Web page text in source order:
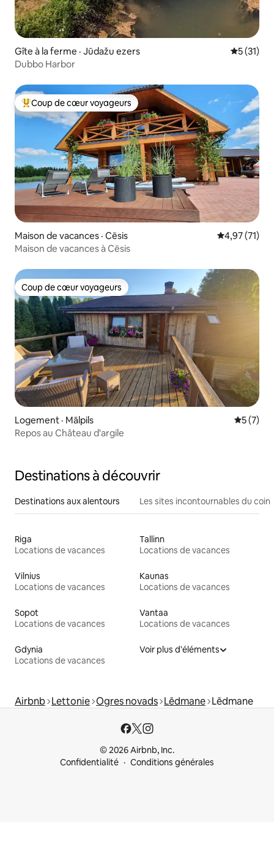
Gîte à la ferme · Jūdažu ezers Note
5 (31)
Dubbo Harbor
Coup de cœur voyageurs parmi les plus aimés
Coup de cœur voyageurs
Maison de vacances · Cēsis Note
4,97 (71)
Maison de vacances à Cēsis
Coup de cœur voyageurs
Coup de cœur voyageurs
Logement · Mālpils Note
5 (7)
Repos au Château d'argile
Destinations à découvrir
Destinations aux alentours Les sites incontournables du coin
Riga
Locations de vacances
Tallinn
Locations de vacances
Vilnius
Locations de vacances
Kaunas
Locations de vacances
Sopot
Locations de vacances
Vantaa
Locations de vacances
Gdynia
Locations de vacances
Voir plus d'éléments
Airbnb Lettonie Ogres novads Lēdmane Lēdmane
© 2026 Airbnb, Inc.
Confidentialité
Conditions générales